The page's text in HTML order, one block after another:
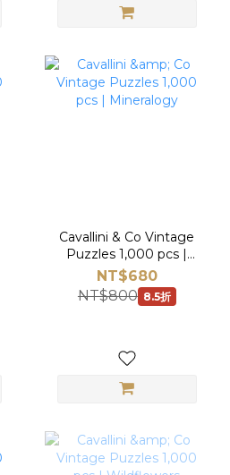
Cavallini & Co Vintage
Puzzles 1,000 pcs |
Mineralogy
NT$680
NT$800 8.5折